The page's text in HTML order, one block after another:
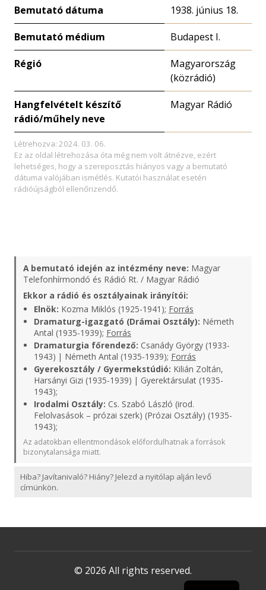
Bemutató dátuma 1938. június 18.
Bemutató médium Budapest I.
Régió
Magyarország
(közrádió)
Hangfelvételt készítő
rádió/műhely neve
Magyar Rádió
Létrehozva: 2024. 03. 06.
Ez az oldal létrehozása óta még nem volt átnézve, ezért
lehetséges, hogy a szereposztás hiányos vagy a bemutató
dátuma valójában ismétlés. Kutatói használat esetén
rádióújságból ellenőrizendő.
A bemutató idején az intézmény neve: Magyar
Telefonhírmondó és Rádió Rt. / Magyar Rádió
Ekkor a rádió és osztályainak irányítói:
Elnök: Kozma Miklós (1925-1941); Forrás
Dramaturg-igazgató (Drámai Osztály): Németh
Antal (1935-1939); Forrás
Dramaturgia főrendező: Csanády György (1933-
1943) | Németh Antal (1935-1939); Forrás
Gyerekosztály / Gyermekstúdió: Kilián Zoltán,
Harsányi Gizi (1935-1939) | Gyerektársulat (1935-
1943);
Irodalmi Osztály: Cs. Szabó László (irod.
Felolvasások – prózai szerk) (Prózai Osztály) (1935-
1943);
Az adatokban ellentmondások előfordulhatnak a források
bizonytalansága miatt.
Hiba? Javítanivaló? Hiány? Jelezd a nyitólap alján levő
címünkön.
© 2026 All rights reserved.